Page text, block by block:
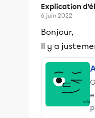
Explication
6 juin 2022
Bonjour,
Il y a